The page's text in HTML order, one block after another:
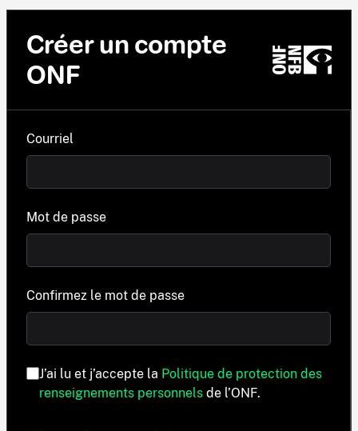
Créer un compte
ONF
Courriel
Mot de passe
Confirmez le mot de passe
J’ai lu et j’accepte la Politique de protection des
renseignements personnels de l’ONF.